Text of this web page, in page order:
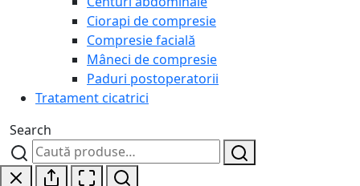
Ciorapi de compresie
Compresie facială
Mâneci de compresie
Paduri postoperatorii
Tratament cicatrici
Search
Caută
după:
Caută